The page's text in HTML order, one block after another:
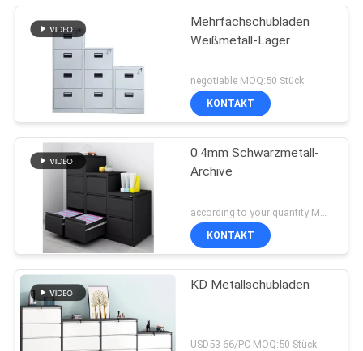
Mehrfachschubladen
Weißmetall-Lager
negotiable MOQ:50 Stück
KONTAKT
0.4mm Schwarzmetall-
Archive
according to your quantity MOQ:50 Stück
KONTAKT
KD Metallschubladen
USD53-66/PC MOQ:50 Stück